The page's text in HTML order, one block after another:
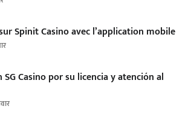
Spinit Casino avec l’application mobile
Casino por su licencia y atención al